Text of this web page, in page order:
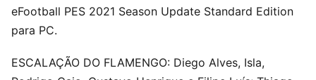
eFootball PES 2021 Season Update Standard Edition
para PC.
ESCALAÇÃO DO FLAMENGO: Diego Alves, Isla,